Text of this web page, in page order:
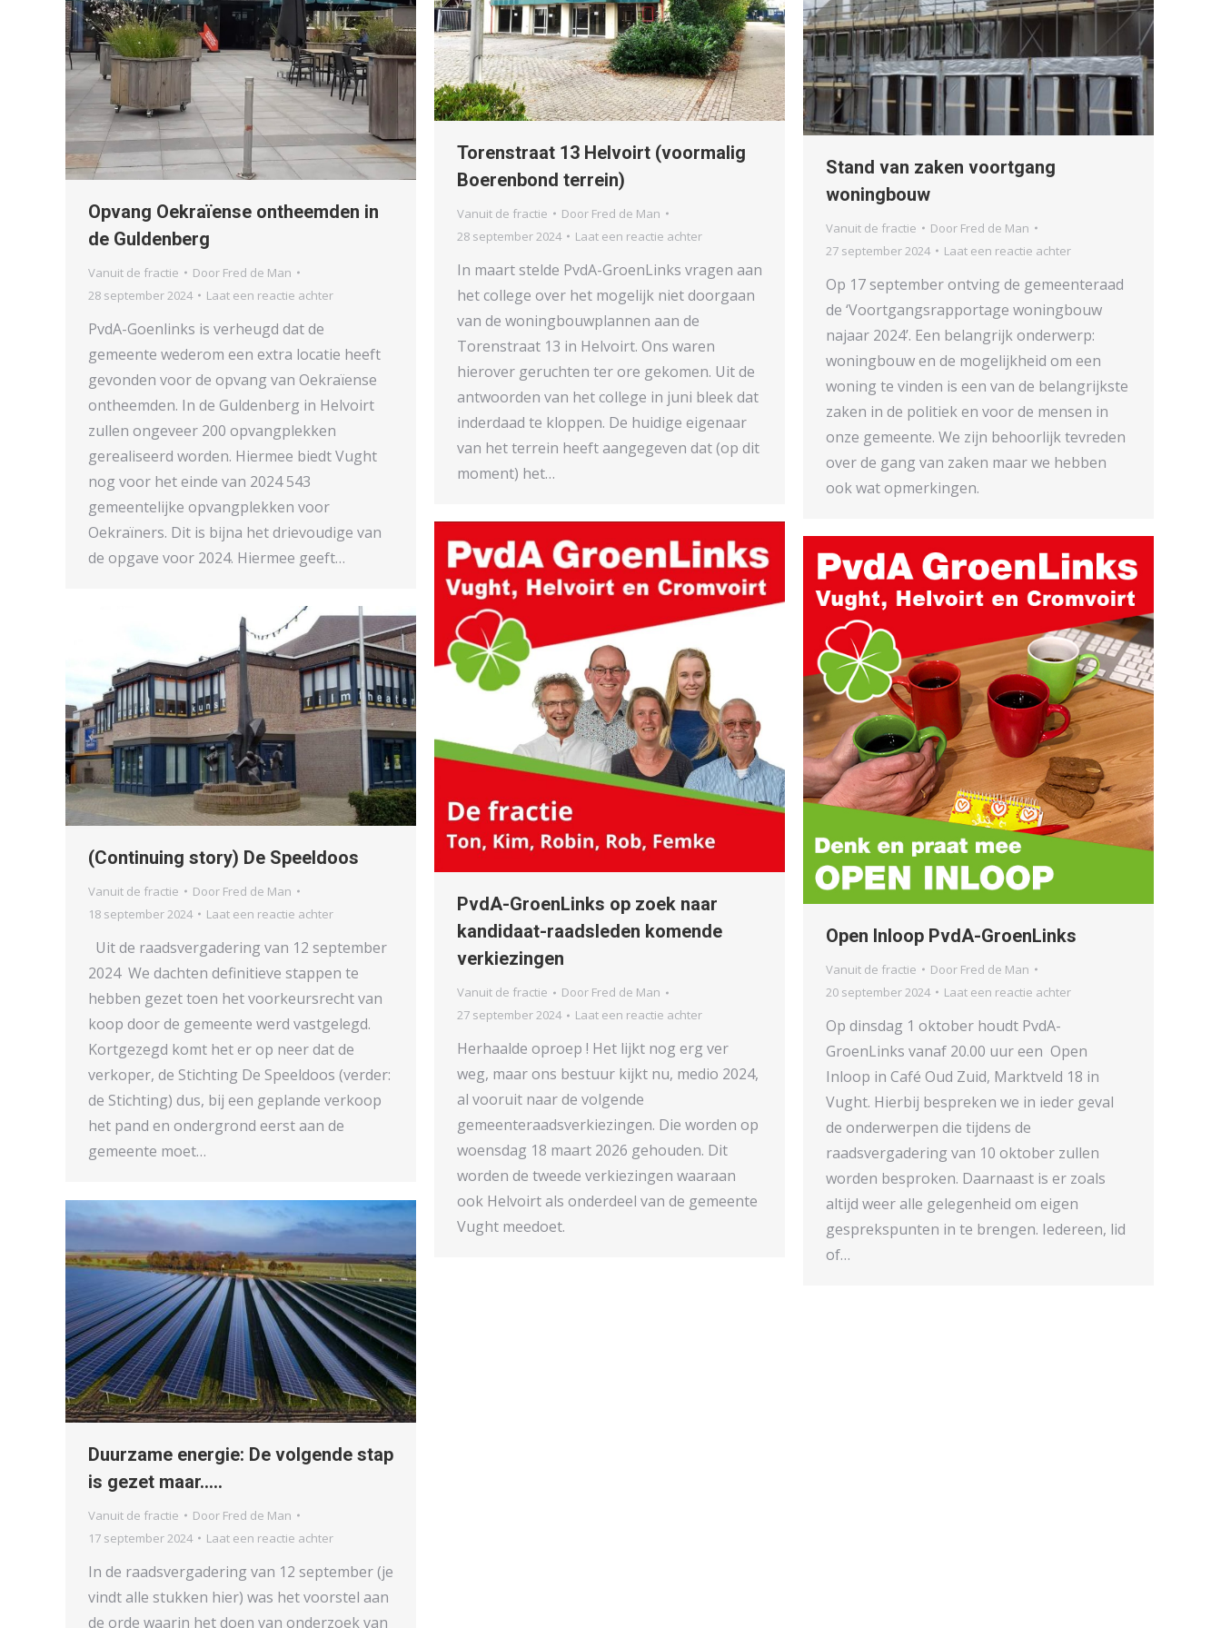
Opvang Oekraïense ontheemden in
de Guldenberg
Vanuit de fractie Door Fred de Man
28 september 2024
Laat een reactie achter
PvdA-Goenlinks is verheugd dat de
gemeente wederom een extra locatie heeft
gevonden voor de opvang van Oekraïense
ontheemden. In de Guldenberg in Helvoirt
zullen ongeveer 200 opvangplekken
gerealiseerd worden. Hiermee biedt Vught
nog voor het einde van 2024 543
gemeentelijke opvangplekken voor
Oekraïners. Dit is bijna het drievoudige van
de opgave voor 2024. Hiermee geeft…
Torenstraat 13 Helvoirt (voormalig
Boerenbond terrein)
Vanuit de fractie Door Fred de Man
28 september 2024
Laat een reactie achter
In maart stelde PvdA-GroenLinks vragen aan
het college over het mogelijk niet doorgaan
van de woningbouwplannen aan de
Torenstraat 13 in Helvoirt. Ons waren
hierover geruchten ter ore gekomen. Uit de
antwoorden van het college in juni bleek dat
inderdaad te kloppen. De huidige eigenaar
van het terrein heeft aangegeven dat (op dit
moment) het…
Stand van zaken voortgang
woningbouw
Vanuit de fractie Door Fred de Man
27 september 2024
Laat een reactie achter
Op 17 september ontving de gemeenteraad
de ‘Voortgangsrapportage woningbouw
najaar 2024’. Een belangrijk onderwerp:
woningbouw en de mogelijkheid om een
woning te vinden is een van de belangrijkste
zaken in de politiek en voor de mensen in
onze gemeente. We zijn behoorlijk tevreden
over de gang van zaken maar we hebben
ook wat opmerkingen.
PvdA-GroenLinks op zoek naar
kandidaat-raadsleden komende
verkiezingen
Vanuit de fractie Door Fred de Man
27 september 2024
Laat een reactie achter
Herhaalde oproep ! Het lijkt nog erg ver
weg, maar ons bestuur kijkt nu, medio 2024,
al vooruit naar de volgende
gemeenteraadsverkiezingen. Die worden op
woensdag 18 maart 2026 gehouden. Dit
worden de tweede verkiezingen waaraan
ook Helvoirt als onderdeel van de gemeente
Vught meedoet.
Open Inloop PvdA-GroenLinks
Vanuit de fractie Door Fred de Man
20 september 2024
Laat een reactie achter
Op dinsdag 1 oktober houdt PvdA-
GroenLinks vanaf 20.00 uur een Open
Inloop in Café Oud Zuid, Marktveld 18 in
Vught. Hierbij bespreken we in ieder geval
de onderwerpen die tijdens de
raadsvergadering van 10 oktober zullen
worden besproken. Daarnaast is er zoals
altijd weer alle gelegenheid om eigen
gesprekspunten in te brengen. Iedereen, lid
of…
(Continuing story) De Speeldoos
Vanuit de fractie Door Fred de Man
18 september 2024
Laat een reactie achter
Uit de raadsvergadering van 12 september
2024 We dachten definitieve stappen te
hebben gezet toen het voorkeursrecht van
koop door de gemeente werd vastgelegd.
Kortgezegd komt het er op neer dat de
verkoper, de Stichting De Speeldoos (verder:
de Stichting) dus, bij een geplande verkoop
het pand en ondergrond eerst aan de
gemeente moet…
Duurzame energie: De volgende stap
is gezet maar…..
Vanuit de fractie Door Fred de Man
17 september 2024
Laat een reactie achter
In de raadsvergadering van 12 september (je
vindt alle stukken hier) was het voorstel aan
de orde waarin het doen van onderzoek van